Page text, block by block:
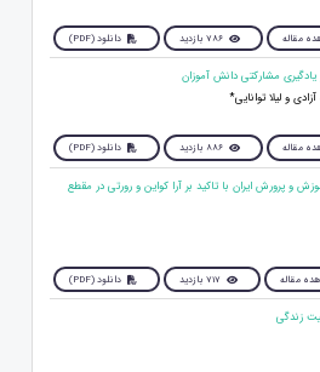
مقاله 786 بازدید دانلود (PDF)
و لیلا توانایی*
مقاله 886 بازدید دانلود (PDF)
و پرورش ایران با تاکید بر آرا کواین و رورتی در مقطع
مقاله 717 بازدید دانلود (PDF)